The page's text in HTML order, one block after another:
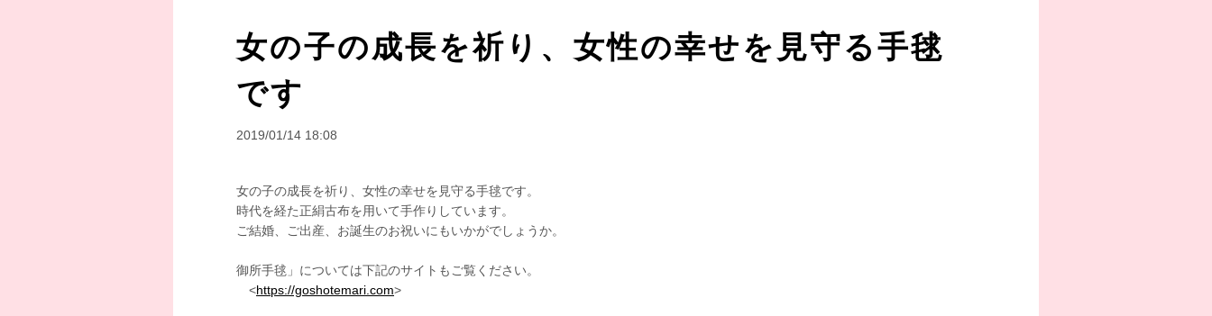
女の子の成長を祈り、女性の幸せを見守る手毬
です
2019/01/14 18:08
女の子の成長を祈り、女性の幸せを見守る手毬です。
時代を経た正絹古布を用いて手作りしています。
ご結婚、ご出産、お誕生のお祝いにもいかがでしょうか。
御所手毬」については下記のサイトもご覧ください。
<https://goshotemari.com>